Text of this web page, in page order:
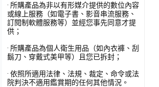
· 所購產品為非以有形媒介提供的數位內容
或線上服務（如電子書、影音串流服務、
訂閱制軟體服務等）並經您事先同意才提
供；
· 所購產品為個人衛生用品（如內衣褲、刮
鬍刀、穿戴式美甲等）且您已拆封；
· 依照所適用法律、法規、裁定、命令或法
院判決不適用鑑賞期的任何其他情況。